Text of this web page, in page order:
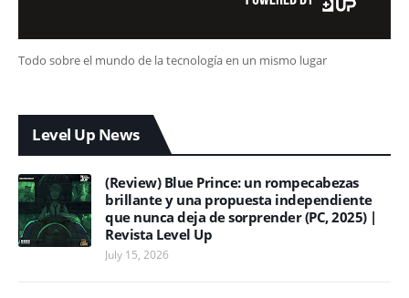
Todo sobre el mundo de la tecnología en un mismo lugar
Level Up News
(Review) Blue Prince: un rompecabezas
brillante y una propuesta independiente
que nunca deja de sorprender (PC, 2025) |
Revista Level Up
July 15, 2026